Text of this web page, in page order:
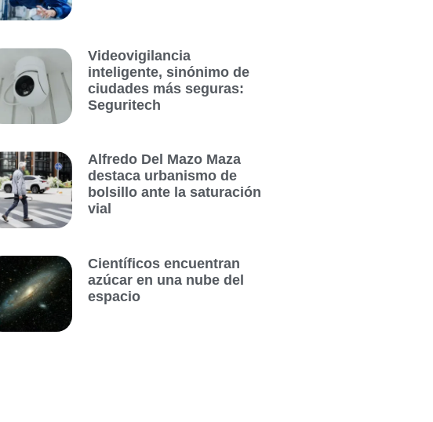
Videovigilancia
inteligente, sinónimo de
ciudades más seguras:
Seguritech
Alfredo Del Mazo Maza
destaca urbanismo de
bolsillo ante la saturación
vial
Científicos encuentran
azúcar en una nube del
espacio